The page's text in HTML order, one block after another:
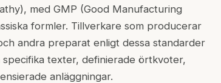
med GMP (Good Manufacturing
formler. Tillverkare som producerar
andra preparat enligt dessa standarder
texter, definierade örtkvoter,
anläggningar.